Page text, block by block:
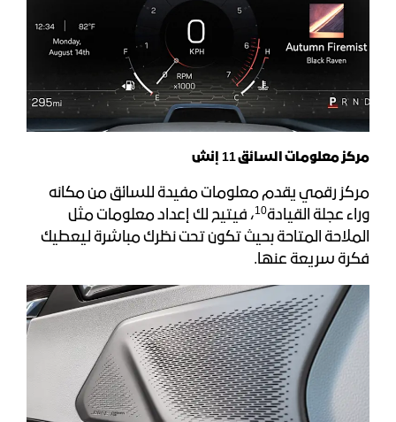
مركز معلومات السائق 11 إنش
مركز رقمي يقدم معلومات مفيدة للسائق من مكانه
وراء عجلة القيادة10، فيتيح لك إعداد معلومات مثل
الملاحة المتاحة بحيث تكون تحت نظرك مباشرة ليعطيك
فكرة سريعة عنها.